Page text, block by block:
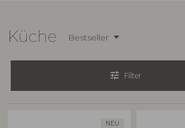
Küche Bestseller
tune Filter
NEU